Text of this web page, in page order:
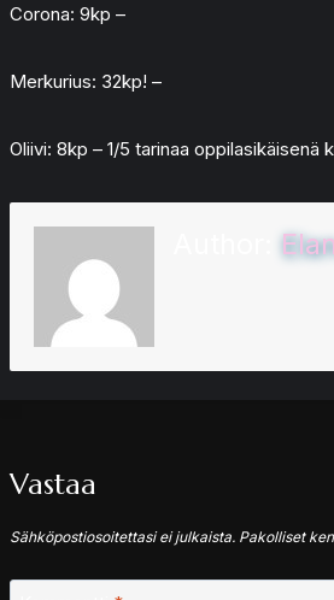
Corona: 9kp –
Merkurius: 32kp! –
Oliivi: 8kp – 1/5 tarinaa oppilasikäisenä
Vastaa
Sähköpostiosoitettasi ei julkaista. Pakolliset